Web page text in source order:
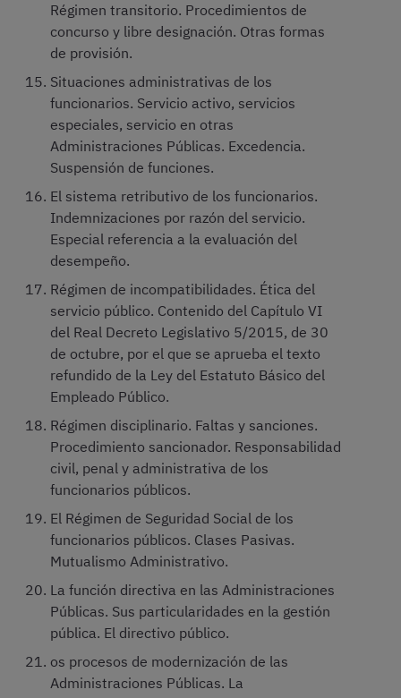
Régimen transitorio. Procedimientos de
concurso y libre designación. Otras formas
de provisión.
Situaciones administrativas de los
funcionarios. Servicio activo, servicios
especiales, servicio en otras
Administraciones Públicas. Excedencia.
Suspensión de funciones.
El sistema retributivo de los funcionarios.
Indemnizaciones por razón del servicio.
Especial referencia a la evaluación del
desempeño.
Régimen de incompatibilidades. Ética del
servicio público. Contenido del Capítulo VI
del Real Decreto Legislativo 5/2015, de 30
de octubre, por el que se aprueba el texto
refundido de la Ley del Estatuto Básico del
Empleado Público.
Régimen disciplinario. Faltas y sanciones.
Procedimiento sancionador. Responsabilidad
civil, penal y administrativa de los
funcionarios públicos.
El Régimen de Seguridad Social de los
funcionarios públicos. Clases Pasivas.
Mutualismo Administrativo.
La función directiva en las Administraciones
Públicas. Sus particularidades en la gestión
pública. El directivo público.
os procesos de modernización de las
Administraciones Públicas. La